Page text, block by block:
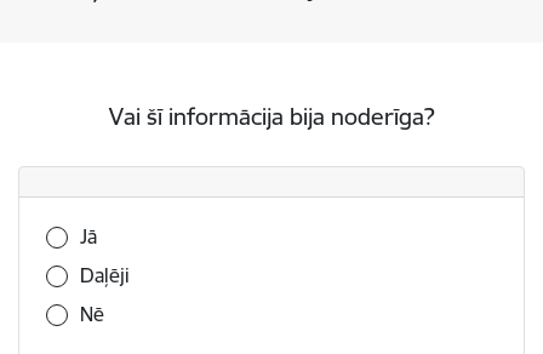
Vai šī informācija bija noderīga?
Vai šī informācija bija noderīga?
Jā
Daļēji
Nē